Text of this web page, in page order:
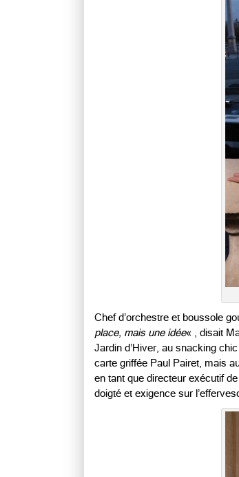
Chef d’orchestre et boussole
place, mais une idée« , disait
Jardin d’Hiver, au snacking
carte griffée Paul Pairet, mais
en tant que directeur exécutif
doigté et exigence sur